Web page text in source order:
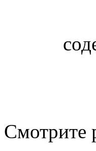
Смотрите